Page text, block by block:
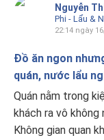
Nguyễn
Phi - Lẩu &
22:14 ngày
Đồ ăn ngon
quán, nước lẩu
Quán nằm trong
khách ra vô không
Không gian quan